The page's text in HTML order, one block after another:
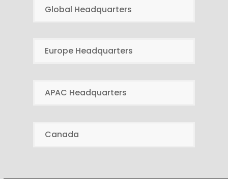
Global Headquarters
Europe Headquarters
APAC Headquarters
Canada